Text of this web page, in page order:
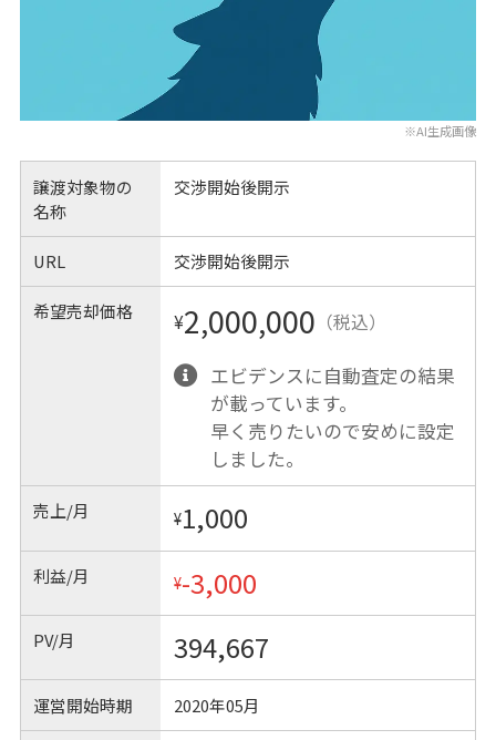
※AI生成画像
譲渡対象物の
名称
交渉開始後開示
URL 交渉開始後開示
希望売却価格 ¥2,000,000 （税込）
エビデンスに自動査定の結果
が載っています。
早く売りたいので安めに設定
しました。
売上/月 ¥1,000
利益/月 ¥-3,000
PV/月 394,667
運営開始時期 2020年05月